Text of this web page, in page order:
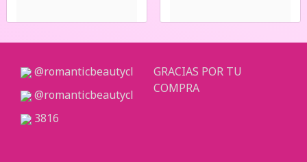
@romanticbeautycl
@romanticbeautycl
3816
GRACIAS POR TU
COMPRA